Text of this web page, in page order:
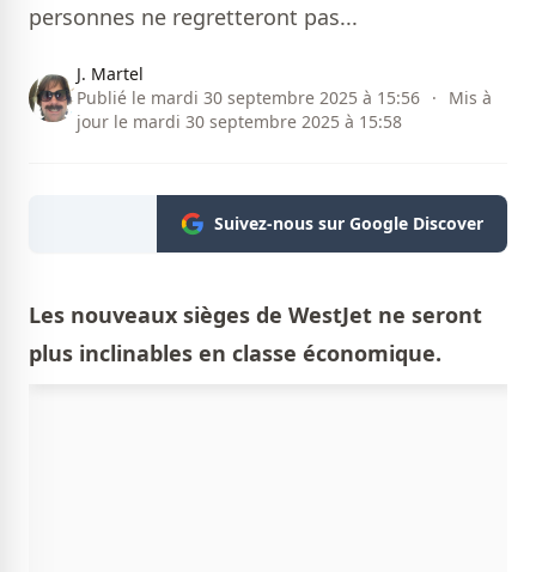
personnes ne regretteront pas...
J. Martel
Publié le mardi 30 septembre 2025 à 15:56 ·
Mis à
jour le mardi 30 septembre 2025 à 15:58
Suivez-nous sur Google Discover
Les nouveaux sièges de WestJet ne seront
plus inclinables en classe économique.